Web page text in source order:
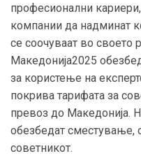
професионални
компании да надминат
се соочуваат во своето
Македонија2025
за користење на
покрива тарифата за
превоз до Македонија.
обезбедат сместување,
советникот.